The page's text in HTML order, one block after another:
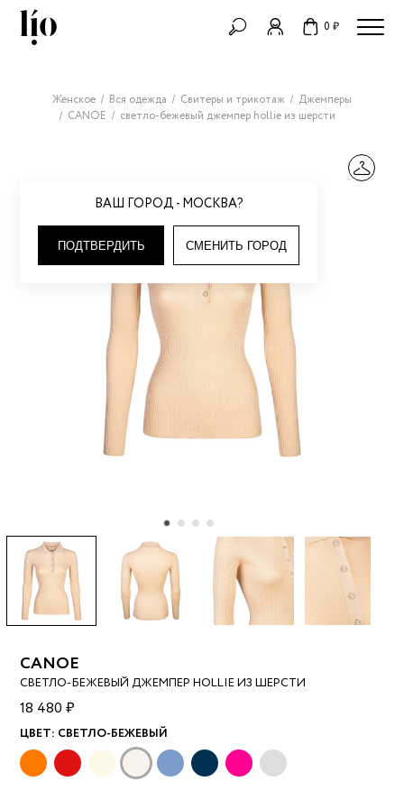
0 ₽
ВАШ ГОРОД - МОСКВА?
ПОДТВЕРДИТЬ СМЕНИТЬ ГОРОД
Женское Вся одежда Свитеры и трикотаж
Джемперы
CANOE
светло-бежевый джемпер hollie из шерсти
CANOE
СВЕТЛО-БЕЖЕВЫЙ ДЖЕМПЕР HOLLIE ИЗ ШЕРСТИ
18 480 ₽
ЦВЕТ: СВЕТЛО-БЕЖЕВЫЙ